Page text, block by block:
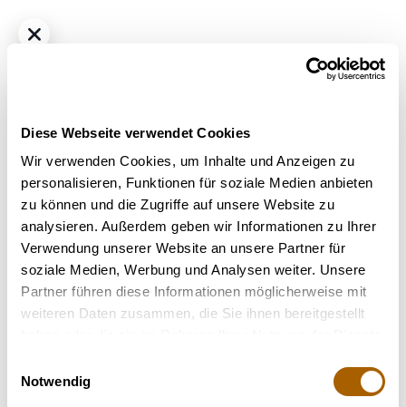
Diese Webseite verwendet Cookies
Wir verwenden Cookies, um Inhalte und Anzeigen zu
personalisieren, Funktionen für soziale Medien anbieten
zu können und die Zugriffe auf unsere Website zu
analysieren. Außerdem geben wir Informationen zu Ihrer
Verwendung unserer Website an unsere Partner für
soziale Medien, Werbung und Analysen weiter. Unsere
Partner führen diese Informationen möglicherweise mit
weiteren Daten zusammen, die Sie ihnen bereitgestellt
Notwendig
Hybrid THC0% CBD0%
Remexian 30/1 PGF BCL - Booty Clapper
Bestrahlung: Unbestrahlt
Strain: Booty Clapper